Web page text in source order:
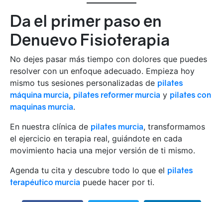
Da el primer paso en
Denuevo Fisioterapia
No dejes pasar más tiempo con dolores que puedes
resolver con un enfoque adecuado. Empieza hoy
mismo tus sesiones personalizadas de pilates
máquina murcia, pilates reformer murcia y pilates con
maquinas murcia.
En nuestra clínica de pilates murcia, transformamos
el ejercicio en terapia real, guiándote en cada
movimiento hacia una mejor versión de ti mismo.
Agenda tu cita y descubre todo lo que el pilates
terapéutico murcia puede hacer por ti.